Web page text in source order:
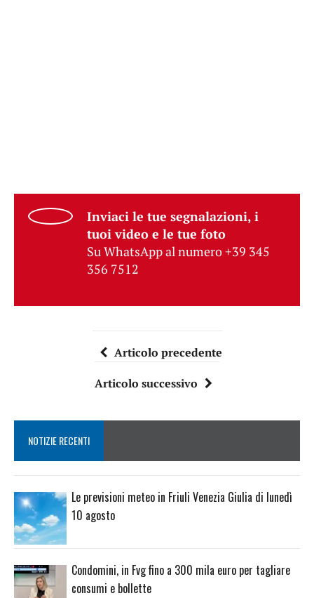
Inviaci le tue segnalazioni, i
tuoi video e le tue foto
Su WhatsApp al numero +39 345
356 7512
Articolo precedente
Articolo successivo
NOTIZIE RECENTI
Le previsioni meteo in Friuli Venezia Giulia di lunedì
10 agosto
Condomini, in Fvg fino a 300 mila euro per tagliare
consumi e bollette